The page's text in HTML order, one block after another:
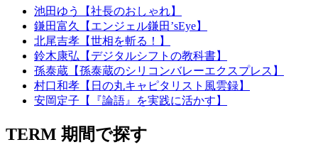
池田ゆう【社長のおしゃれ】
鎌田富久【エンジェル鎌田’sEye】
北尾吉孝【世相を斬る！】
鈴木康弘【デジタルシフトの教科書】
孫泰蔵【孫泰蔵のシリコンバレーエクスプレス】
村口和孝【日の丸キャピタリスト風雲録】
安岡定子【『論語』を実践に活かす】
TERM 期間で探す